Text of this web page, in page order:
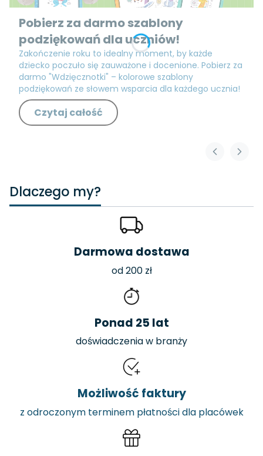
Pobierz za darmo szablony
podziękowań dla uczniów!
Zakończenie roku to idealny moment, by każde
dziecko poczuło się zauważone i docenione. Pobierz za
darmo "Wdzięcznotki" – kolorowe szablony
podziękowań ze słowem wsparcia dla każdego ucznia!
Czytaj całość
Dlaczego my?
Darmowa dostawa
od 200 zł
Ponad 25 lat
doświadczenia w branży
Możliwość faktury
z odroczonym terminem płatności dla placówek